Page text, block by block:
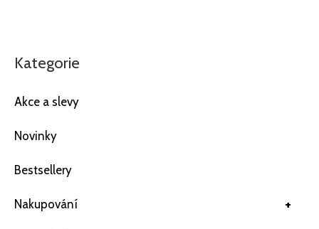
Kategorie
Akce a slevy
Novinky
Bestsellery
+
Nakupování